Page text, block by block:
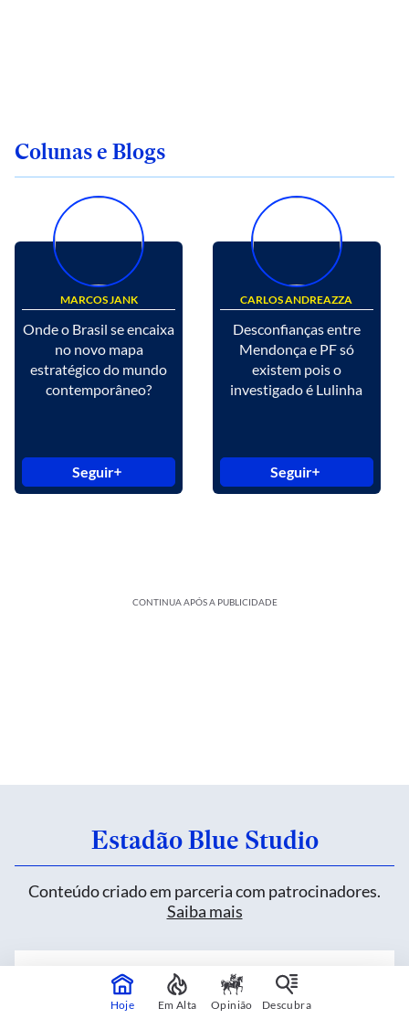
Colunas e Blogs
MARCOS JANK
Onde o Brasil se encaixa
no novo mapa
estratégico do mundo
contemporâneo?
Seguir
CARLOS ANDREAZZA
Desconfianças entre
Mendonça e PF só
existem pois o
investigado é Lulinha
Seguir
CONTINUA APÓS A PUBLICIDADE
Estadão Blue Studio
Conteúdo criado em parceria com patrocinadores.
Saiba mais
Heineken inova sem alterar uma fórmula de
mais de 150 anos
Hoje Em Alta Opinião Descubra